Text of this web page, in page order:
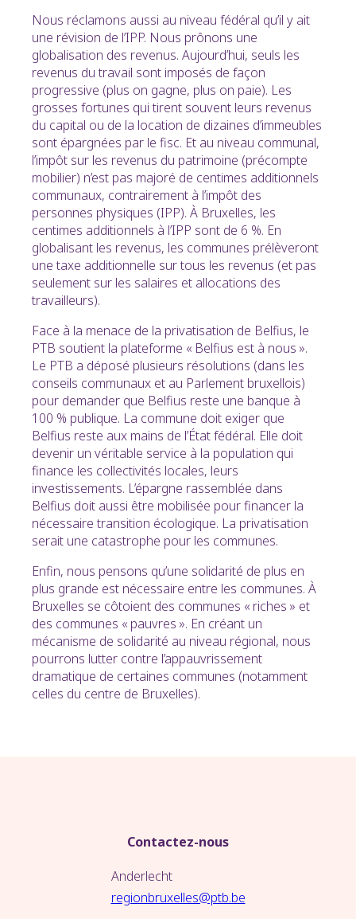
Nous réclamons aussi au niveau fédéral qu’il y ait
une révision de l’IPP. Nous prônons une
globalisation des revenus. Aujourd’hui, seuls les
revenus du travail sont imposés de façon
progressive (plus on gagne, plus on paie). Les
grosses fortunes qui tirent souvent leurs revenus
du capital ou de la location de dizaines d’immeubles
sont épargnées par le fisc. Et au niveau communal,
l’impôt sur les revenus du patrimoine (précompte
mobilier) n’est pas majoré de centimes additionnels
communaux, contrairement à l’impôt des
personnes physiques (IPP). À Bruxelles, les
centimes additionnels à l’IPP sont de 6 %. En
globalisant les revenus, les communes prélèveront
une taxe additionnelle sur tous les revenus (et pas
seulement sur les salaires et allocations des
travailleurs).
Face à la menace de la privatisation de Belfius, le
PTB soutient la plateforme « Belfius est à nous ».
Le PTB a déposé plusieurs résolutions (dans les
conseils communaux et au Parlement bruxellois)
pour demander que Belfius reste une banque à
100 % publique. La commune doit exiger que
Belfius reste aux mains de l’État fédéral. Elle doit
devenir un véritable service à la population qui
finance les collectivités locales, leurs
investissements. L’épargne rassemblée dans
Belfius doit aussi être mobilisée pour financer la
nécessaire transition écologique. La privatisation
serait une catastrophe pour les communes.
Enfin, nous pensons qu’une solidarité de plus en
plus grande est nécessaire entre les communes. À
Bruxelles se côtoient des communes « riches » et
des communes « pauvres ». En créant un
mécanisme de solidarité au niveau régional, nous
pourrons lutter contre l’appauvrissement
dramatique de certaines communes (notamment
celles du centre de Bruxelles).
Contactez-nous
Anderlecht
regionbruxelles@ptb.be